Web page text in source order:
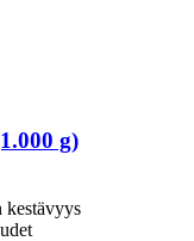
g)
kestävyys